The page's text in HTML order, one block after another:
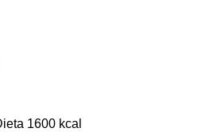
1600 kcal